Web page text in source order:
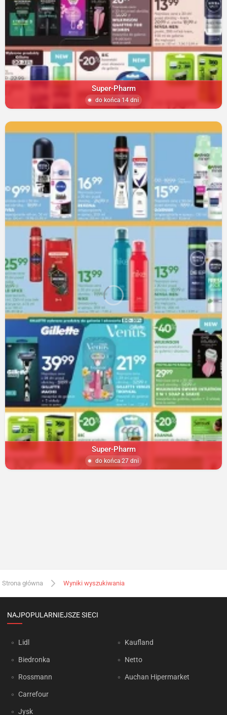
Super-Pharm
do końca 14 dni
Super-Pharm
do końca 27 dni
Strona główna Wyniki wyszukiwania
NAJPOPULARNIEJSZE SIECI
Lidl
Biedronka
Rossmann
Carrefour
Jysk
Kaufland
Netto
Auchan Hipermarket